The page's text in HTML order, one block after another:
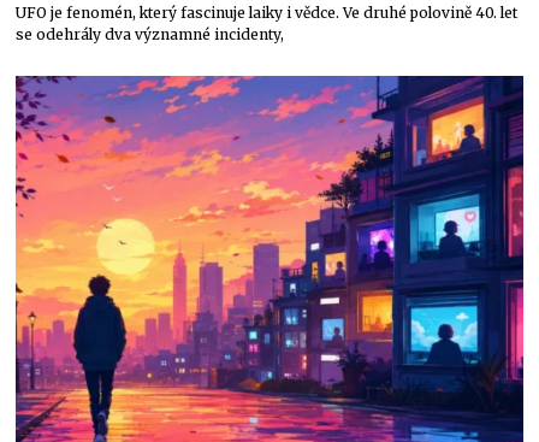
UFO je fenomén, který fascinuje laiky i vědce. Ve druhé polovině 40. let
se odehrály dva významné incidenty,